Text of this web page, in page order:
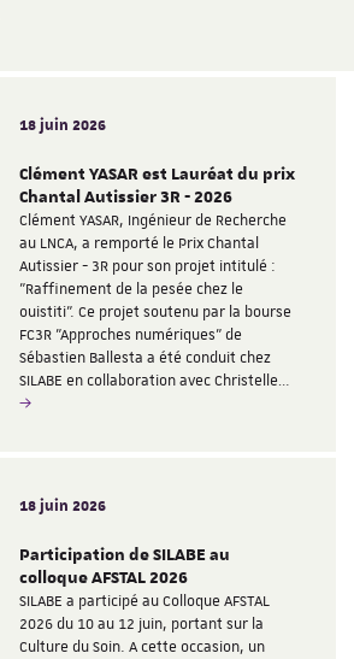
18 juin 2026
Clément YASAR est Lauréat du prix
Chantal Autissier 3R - 2026
Clément YASAR, Ingénieur de Recherche
au LNCA, a remporté le Prix Chantal
Autissier - 3R pour son projet intitulé :
"Raffinement de la pesée chez le
ouistiti". Ce projet soutenu par la bourse
FC3R "Approches numériques" de
Sébastien Ballesta a été conduit chez
SILABE en collaboration avec Christelle…
18 juin 2026
Participation de SILABE au
colloque AFSTAL 2026
SILABE a participé au Colloque AFSTAL
2026 du 10 au 12 juin, portant sur la
Culture du Soin. A cette occasion, un